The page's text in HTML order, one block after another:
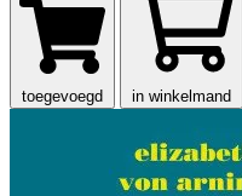
toegevoegd in winkelmand